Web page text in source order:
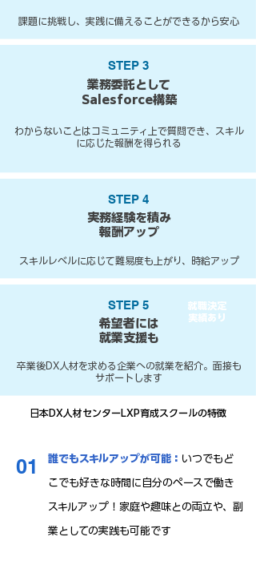
課題に挑戦し、実践に備えることができるから安心
STEP 3
業務委託として
Salesforce構築
わからないことはコミュニティ上で質問でき、スキル
に応じた報酬を得られる
STEP 4
実務経験を積み
報酬アップ
スキルレベルに応じて難易度も上がり、時給アップ
STEP 5
希望者には
就業支援も
卒業後DX人材を求める企業への就業を紹介。面接も
サポートします
就職決定
実績あり
日本DX人材センターLXP育成スクールの特徴
01 誰でもスキルアップが可能： いつでもど
こでも好きな時間に自分のペースで働き
スキルアップ！家庭や趣味との両立や、副
業としての実践も可能です